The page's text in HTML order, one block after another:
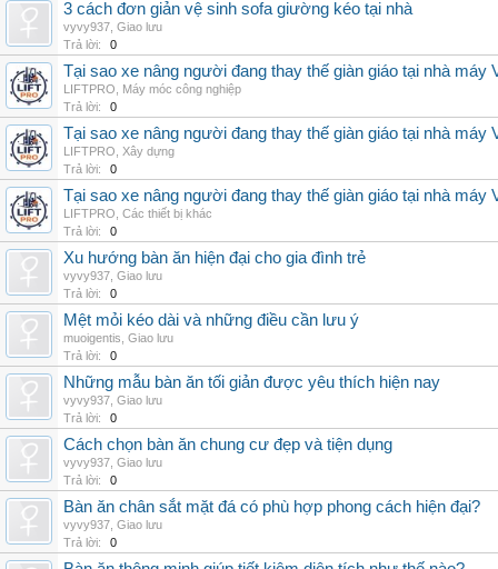
3 cách đơn giản vệ sinh sofa giường kéo tại nhà
vyvy937 Giao lưu
Trả lời:
0
Tại sao xe nâng người đang thay thế giàn giáo tại nhà máy
LIFTPRO
Máy móc công nghiệp
Trả lời:
0
Tại sao xe nâng người đang thay thế giàn giáo tại nhà máy
LIFTPRO
Xây dựng
Trả lời:
0
Tại sao xe nâng người đang thay thế giàn giáo tại nhà máy
LIFTPRO Các thiết bị khác
Trả lời:
0
Xu hướng bàn ăn hiện đại cho gia đình trẻ
vyvy937 Giao lưu
Trả lời:
0
Mệt mỏi kéo dài và những điều cần lưu ý
muoigentis Giao lưu
Trả lời:
0
Những mẫu bàn ăn tối giản được yêu thích hiện nay
vyvy937 Giao lưu
Trả lời:
0
Cách chọn bàn ăn chung cư đẹp và tiện dụng
vyvy937 Giao lưu
Trả lời:
0
Bàn ăn chân sắt mặt đá có phù hợp phong cách hiện đại?
vyvy937 Giao lưu
Trả lời:
0